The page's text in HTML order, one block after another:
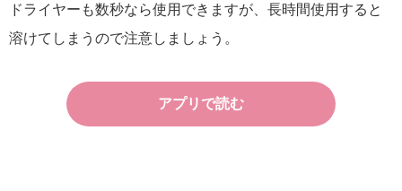
ドライヤーも数秒なら使用できますが、長時間使用すると
溶けてしまうので注意しましょう。
アプリで読む